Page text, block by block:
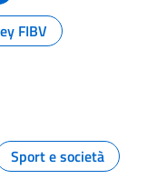
FIBV
Sport e società